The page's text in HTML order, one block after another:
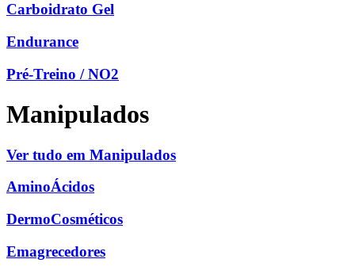
Carboidrato Gel
Endurance
Pré-Treino / NO2
Manipulados
Ver tudo em Manipulados
AminoÁcidos
DermoCosméticos
Emagrecedores